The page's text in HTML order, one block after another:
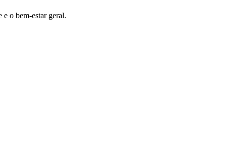
o bem-estar geral.